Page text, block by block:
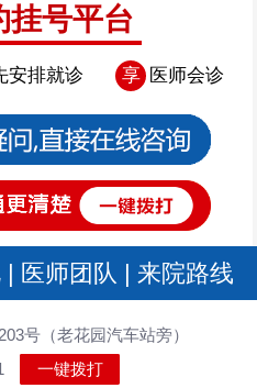
挂号平台
安排就诊 享 医师会诊
| 医师团队 | 来院路线
号（老花园汽车站旁）
一键拨打